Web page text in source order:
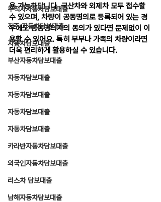
무직자자동차담보대출
진주 자동차담보대출
자동차담보대출
부산자동차담보대출
자동차담보대출
자동차담보대출
자동차담보대출
자동차담보대출
카라반자동차담보대출
외국인자동차담보대출
리스차 담보대출
남해자동차담보대출
용 가능하답니다. 국산차와 외제차 모두 접수할
수 있으며, 차량이 공동명의로 등록되어 있는 경
우에도 공동명의자의 동의가 있다면 문제없이 이
용할 수 있어요. 특히 부부나 가족의 차량이라면
더욱 편리하게 활용하실 수 있습니다.